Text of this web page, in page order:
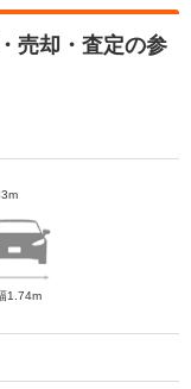
売却・査定の参
1.74m